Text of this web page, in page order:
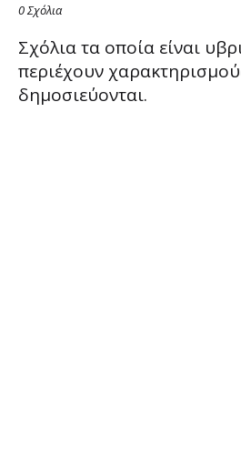
0 Σχόλια
Σχόλια τα οποία είναι
περιέχουν
δημοσιεύονται.